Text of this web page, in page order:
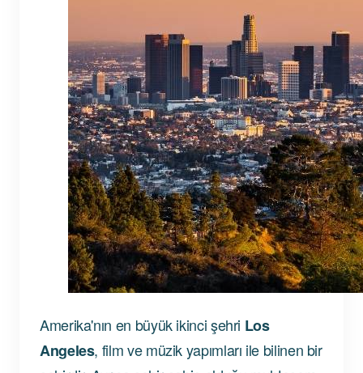
Amerika'nın en büyük ikinci şehri Los
Angeles, film ve müzik yapımları ile bilinen bir